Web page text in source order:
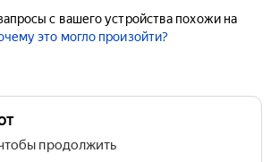
с вашего устройства похожи на
это могло произойти?
продолжить